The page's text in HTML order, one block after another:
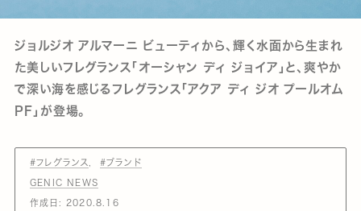
ジョルジオ アルマーニ ビューティから、輝く水面から生まれ
た美しいフレグランス「オーシャン ディ ジョイア」と、爽やか
で深い海を感じるフレグランス「アクア ディ ジオ プールオム
PF」が登場。
#フレグランス #ブランド
GENIC NEWS
作成日: 2020.8.16